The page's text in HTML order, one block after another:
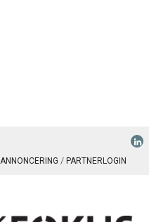
ANNONCERING PARTNERLOGIN